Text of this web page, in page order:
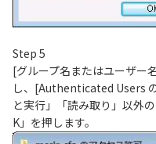
Step 5
[グループ名またはユーザ
し、[Authenticated Users
と実行」「読み取り」以外
K」を押します。